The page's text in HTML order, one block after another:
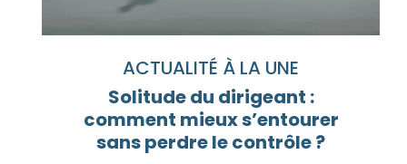
ACTUALITÉ À LA UNE
Solitude du dirigeant :
comment mieux s’entourer
sans perdre le contrôle ?